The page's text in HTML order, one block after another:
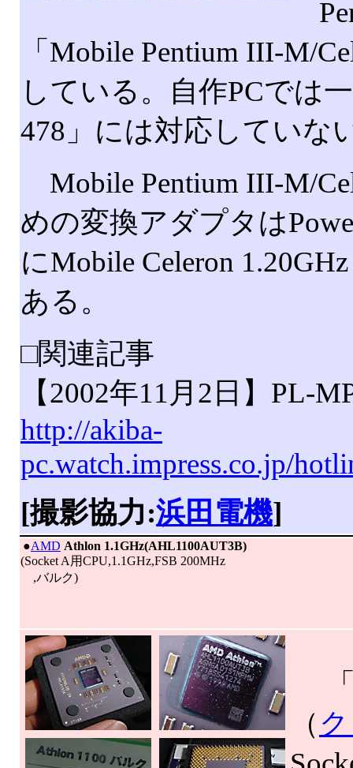
「Mobile Pentium III-M/
している。自作PCでは
478」には対応していな
Mobile Pentium III-M/
めの変換アダプタは
にMobile Celeron
ある。
□関連記事
【2002年11月2日】PL-
http://akiba-
pc.watch.impress.co.jp/
[撮影協力:浜田電機]
●AMD Athlon 1.1GHz(AHL1100AUT3B)
(Socket A用CPU,1.1GHz,FSB 200MHz
,バルク)
「
（